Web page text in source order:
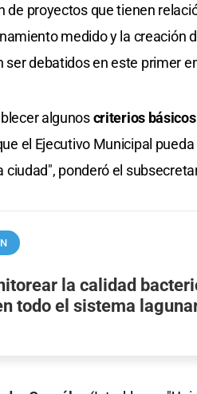
de proyectos que tienen
medido y la creación
ser debatidos en este primer
algunoscriterios
el Ejecutivo Municipal
ciudad", ponderó el
la calidad
todo el sistema